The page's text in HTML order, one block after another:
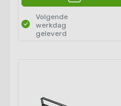
Volgende
werkdag
geleverd